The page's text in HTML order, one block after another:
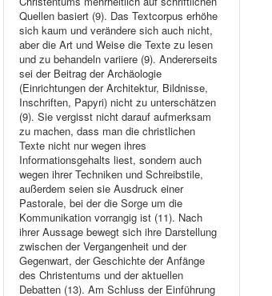
Quellen basiert (9). Das Textcorpus erhöhe
sich kaum und verändere sich auch nicht,
aber die Art und Weise die Texte zu lesen
und zu behandeln variiere (9). Andererseits
sei der Beitrag der Archäologie
(Einrichtungen der Architektur, Bildnisse,
Inschriften, Papyri) nicht zu unterschätzen
(9). Sie vergisst nicht darauf aufmerksam
zu machen, dass man die christlichen
Texte nicht nur wegen ihres
Informationsgehalts liest, sondern auch
wegen ihrer Techniken und Schreibstile,
außerdem seien sie Ausdruck einer
Pastorale, bei der die Sorge um die
Kommunikation vorrangig ist (11). Nach
ihrer Aussage bewegt sich ihre Darstellung
zwischen der Vergangenheit und der
Gegenwart, der Geschichte der Anfänge
des Christentums und der aktuellen
Debatten (13). Am Schluss der Einführung